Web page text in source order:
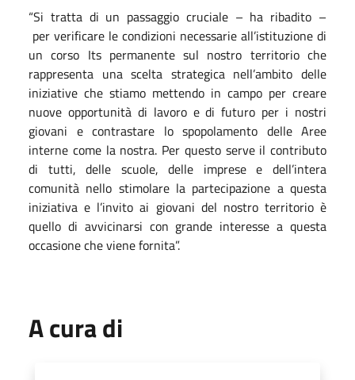
“Si tratta di un passaggio cruciale – ha ribadito –
per verificare le condizioni necessarie all’istituzione di
un corso Its permanente sul nostro territorio che
rappresenta una scelta strategica nell’ambito delle
iniziative che stiamo mettendo in campo per creare
nuove opportunità di lavoro e di futuro per i nostri
giovani e contrastare lo spopolamento delle Aree
interne come la nostra. Per questo serve il contributo
di tutti, delle scuole, delle imprese e dell’intera
comunità nello stimolare la partecipazione a questa
iniziativa e l’invito ai giovani del nostro territorio è
quello di avvicinarsi con grande interesse a questa
occasione che viene fornita”.
A cura di